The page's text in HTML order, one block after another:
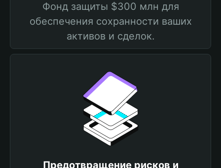
Фонд защиты $300 млн для
обеспечения сохранности ваших
активов и сделок.
Предотвращение рисков и